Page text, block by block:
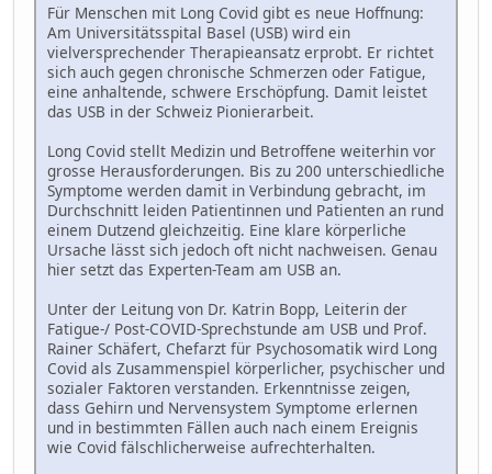
Für Menschen mit Long Covid gibt es neue Hoffnung:
Am Universitätsspital Basel (USB) wird ein
vielversprechender Therapieansatz erprobt. Er richtet
sich auch gegen chronische Schmerzen oder Fatigue,
eine anhaltende, schwere Erschöpfung. Damit leistet
das USB in der Schweiz Pionierarbeit.
Long Covid stellt Medizin und Betroffene weiterhin vor
grosse Herausforderungen. Bis zu 200 unterschiedliche
Symptome werden damit in Verbindung gebracht, im
Durchschnitt leiden Patientinnen und Patienten an rund
einem Dutzend gleichzeitig. Eine klare körperliche
Ursache lässt sich jedoch oft nicht nachweisen. Genau
hier setzt das Experten-Team am USB an.
Unter der Leitung von Dr. Katrin Bopp, Leiterin der
Fatigue-/ Post-COVID-Sprechstunde am USB und Prof.
Rainer Schäfert, Chefarzt für Psychosomatik wird Long
Covid als Zusammenspiel körperlicher, psychischer und
sozialer Faktoren verstanden. Erkenntnisse zeigen,
dass Gehirn und Nervensystem Symptome erlernen
und in bestimmten Fällen auch nach einem Ereignis
wie Covid fälschlicherweise aufrechterhalten.